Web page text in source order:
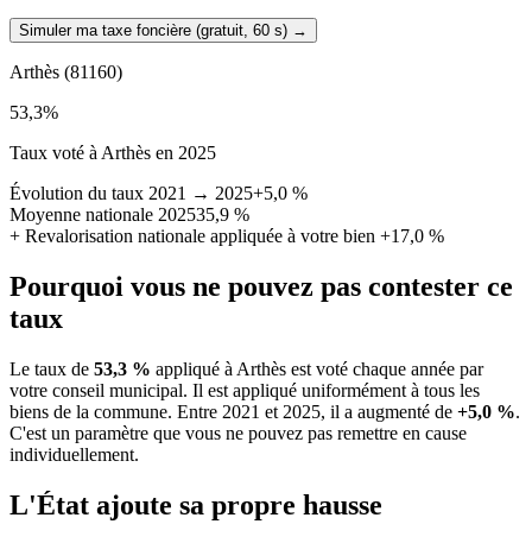
Simuler ma taxe foncière (gratuit, 60 s) →
Arthès (81160)
53,3%
Taux voté à Arthès en 2025
Évolution du taux 2021 → 2025+5,0 %
Moyenne nationale 202535,9 %
+ Revalorisation nationale appliquée à votre bien +17,0 %
Pourquoi vous ne pouvez pas contester ce
taux
Le taux de 53,3 % appliqué à Arthès est voté chaque année par
votre conseil municipal. Il est appliqué uniformément à tous les
biens de la commune. Entre 2021 et 2025, il a augmenté de +5,0 %.
C'est un paramètre que vous ne pouvez pas remettre en cause
individuellement.
L'État ajoute sa propre hausse